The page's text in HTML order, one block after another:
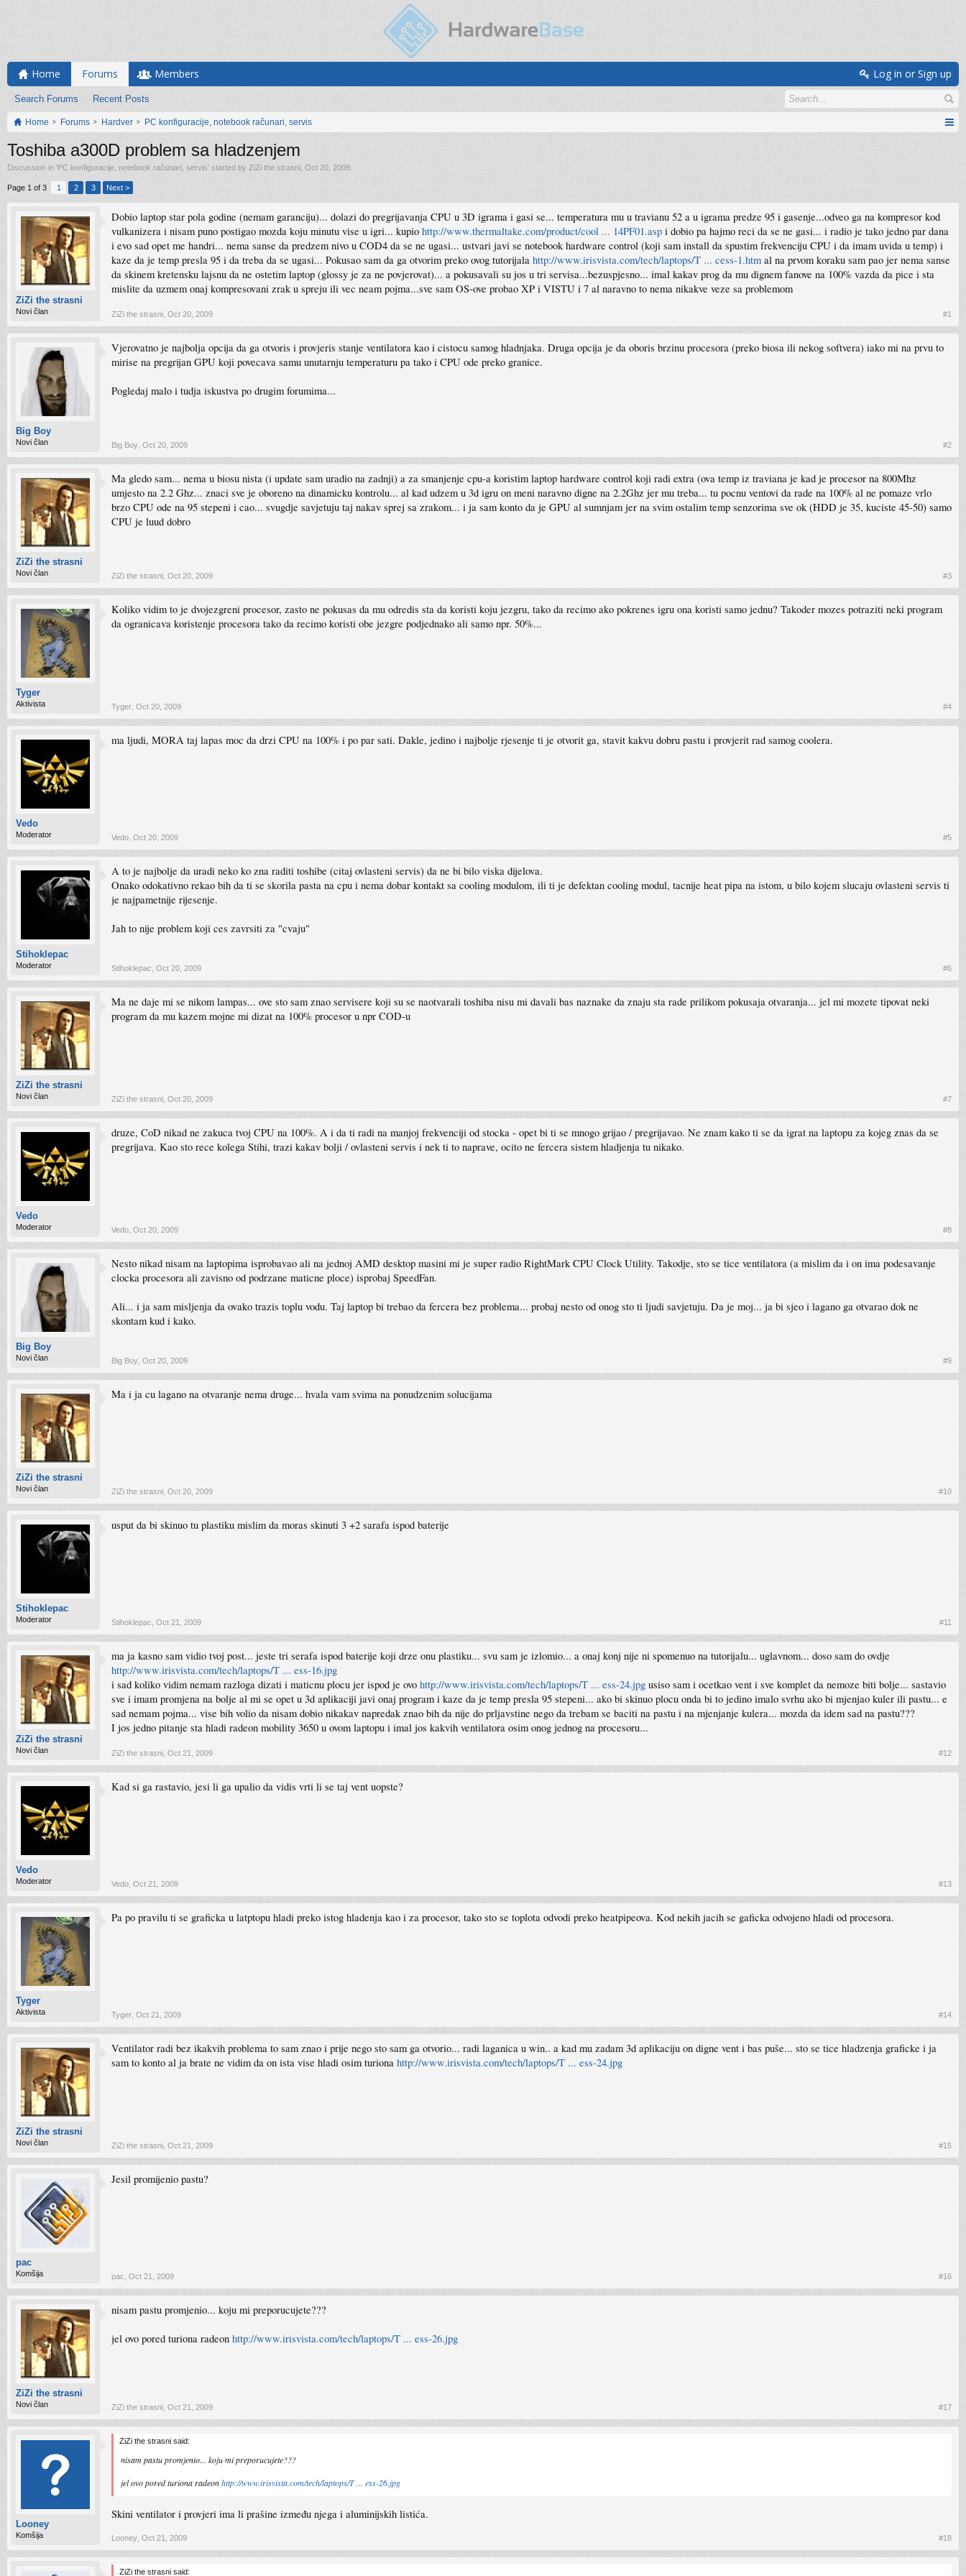
Home Forums
Search Forums Recent Posts
Members Log in or Sign up
Home Forums Hardver PC konfiguracije, notebook računari, servis
Toshiba a300D problem sa hladzenjem
Discussion in 'PC konfiguracije, notebook računari, servis' started by ZiZi the strasni Oct 20, 2009
Page 1 of 3 1 2 3 Next >
ZiZi the strasni
Novi član
Dobio laptop star pola godine (nemam garanciju)... dolazi do pregrijavanja CPU u 3D igrama i gasi se... temperatura mu u travianu 52 a u igrama predze 95 i gasenje...odveo ga na kompresor kod
vulkanizera i nisam puno postigao mozda koju minutu vise u igri... kupio http://www.thermaltake.com/product/cool ... 14PF01.asp i dobio pa hajmo reci da se ne gasi... i radio je tako jedno par dana
i evo sad opet me handri... nema sanse da predzem nivo u COD4 da se ne ugasi... ustvari javi se notebook hardware control (koji sam install da spustim frekvenciju CPU i da imam uvida u temp) i
kaze da je temp presla 95 i da treba da se ugasi... Pokusao sam da ga otvorim preko ovog tutorijala http://www.irisvista.com/tech/laptops/T ... cess-1.htm al na prvom koraku sam pao jer nema sanse
da skinem kretensku lajsnu da ne ostetim laptop (glossy je za ne povjerovat)... a pokusavali su jos u tri servisa...bezuspjesno... imal kakav prog da mu dignem fanove na 100% vazda da pice i sta
mislite da uzmem onaj kompresovani zrak u spreju ili vec neam pojma...sve sam OS-ove probao XP i VISTU i 7 al naravno to nema nikakve veze sa problemom
ZiZi the strasni Oct 20, 2009 #1
Big Boy
Novi član
Vjerovatno je najbolja opcija da ga otvoris i provjeris stanje ventilatora kao i cistocu samog hladnjaka. Druga opcija je da oboris brzinu procesora (preko biosa ili nekog softvera) iako mi na prvu to
mirise na pregrijan GPU koji povecava samu unutarnju temperaturu pa tako i CPU ode preko granice.
Pogledaj malo i tudja iskustva po drugim forumima...
Big Boy Oct 20, 2009 #2
ZiZi the strasni
Novi član
Ma gledo sam... nema u biosu nista (i update sam uradio na zadnji) a za smanjenje cpu-a koristim laptop hardware control koji radi extra (ova temp iz traviana je kad je procesor na 800Mhz
umjesto na 2.2 Ghz... znaci sve je oboreno na dinamicku kontrolu... al kad udzem u 3d igru on meni naravno digne na 2.2Ghz jer mu treba... tu pocnu ventovi da rade na 100% al ne pomaze vrlo
brzo CPU ode na 95 stepeni i cao... svugdje savjetuju taj nakav sprej sa zrakom... i ja sam konto da je GPU al sumnjam jer na svim ostalim temp senzorima sve ok (HDD je 35, kuciste 45-50) samo
CPU je luud dobro
ZiZi the strasni Oct 20, 2009 #3
Tyger
Aktivista
Koliko vidim to je dvojezgreni procesor, zasto ne pokusas da mu odredis sta da koristi koju jezgru, tako da recimo ako pokrenes igru ona koristi samo jednu? Takoder mozes potraziti neki program
da ogranicava koristenje procesora tako da recimo koristi obe jezgre podjednako ali samo npr. 50%...
Tyger Oct 20, 2009 #4
Vedo
Moderator
ma ljudi, MORA taj lapas moc da drzi CPU na 100% i po par sati. Dakle, jedino i najbolje rjesenje ti je otvorit ga, stavit kakvu dobru pastu i provjerit rad samog coolera.
Vedo Oct 20, 2009 #5
Stihoklepac
Moderator
A to je najbolje da uradi neko ko zna raditi toshibe (citaj ovlasteni servis) da ne bi bilo viska dijelova.
Onako odokativno rekao bih da ti se skorila pasta na cpu i nema dobar kontakt sa cooling modulom, ili ti je defektan cooling modul, tacnije heat pipa na istom, u bilo kojem slucaju ovlasteni servis ti
je najpametnije rijesenje.
Jah to nije problem koji ces zavrsiti za "cvaju"
Stihoklepac Oct 20, 2009 #6
ZiZi the strasni
Novi član
Ma ne daje mi se nikom lampas... ove sto sam znao servisere koji su se naotvarali toshiba nisu mi davali bas naznake da znaju sta rade prilikom pokusaja otvaranja... jel mi mozete tipovat neki
program da mu kazem mojne mi dizat na 100% procesor u npr COD-u
ZiZi the strasni Oct 20, 2009 #7
Vedo
Moderator
druze, CoD nikad ne zakuca tvoj CPU na 100%. A i da ti radi na manjoj frekvenciji od stocka - opet bi ti se mnogo grijao / pregrijavao. Ne znam kako ti se da igrat na laptopu za kojeg znas da se
pregrijava. Kao sto rece kolega Stihi, trazi kakav bolji / ovlasteni servis i nek ti to naprave, ocito ne fercera sistem hladjenja tu nikako.
Vedo Oct 20, 2009 #8
Big Boy
Novi član
Nesto nikad nisam na laptopima isprobavao ali na jednoj AMD desktop masini mi je super radio RightMark CPU Clock Utility. Takodje, sto se tice ventilatora (a mislim da i on ima podesavanje
clocka procesora ali zavisno od podrzane maticne ploce) isprobaj SpeedFan.
Ali... i ja sam misljenja da ovako trazis toplu vodu. Taj laptop bi trebao da fercera bez problema... probaj nesto od onog sto ti ljudi savjetuju. Da je moj... ja bi sjeo i lagano ga otvarao dok ne
skontam kud i kako.
Big Boy Oct 20, 2009 #9
ZiZi the strasni
Novi član
Ma i ja cu lagano na otvaranje nema druge... hvala vam svima na ponudzenim solucijama
ZiZi the strasni Oct 20, 2009 #10
Stihoklepac
Moderator
usput da bi skinuo tu plastiku mislim da moras skinuti 3 +2 sarafa ispod baterije
Stihoklepac Oct 21, 2009 #11
ZiZi the strasni
Novi član
ma ja kasno sam vidio tvoj post... jeste tri serafa ispod baterije koji drze onu plastiku... svu sam je izlomio... a onaj konj nije ni spomenuo na tutorijalu... uglavnom... doso sam do ovdje
http://www.irisvista.com/tech/laptops/T ... ess-16.jpg
i sad koliko vidim nemam razloga dizati i maticnu plocu jer ispod je ovo http://www.irisvista.com/tech/laptops/T ... ess-24.jpg usiso sam i ocetkao vent i sve komplet da nemoze biti bolje... sastavio
sve i imam promjena na bolje al mi se opet u 3d aplikaciji javi onaj program i kaze da je temp presla 95 stepeni... ako bi skinuo plocu onda bi to jedino imalo svrhu ako bi mjenjao kuler ili pastu... e
sad nemam pojma... vise bih volio da nisam dobio nikakav napredak znao bih da nije do prljavstine nego da trebam se baciti na pastu i na mjenjanje kulera... mozda da idem sad na pastu???
I jos jedno pitanje sta hladi radeon mobility 3650 u ovom laptopu i imal jos kakvih ventilatora osim onog jednog na procesoru...
ZiZi the strasni Oct 21, 2009 #12
Vedo
Moderator
Kad si ga rastavio, jesi li ga upalio da vidis vrti li se taj vent uopste?
Vedo Oct 21, 2009 #13
Tyger
Aktivista
Pa po pravilu ti se graficka u latptopu hladi preko istog hladenja kao i za procesor, tako sto se toplota odvodi preko heatpipeova. Kod nekih jacih se gaficka odvojeno hladi od procesora.
Tyger Oct 21, 2009 #14
ZiZi the strasni
Novi član
Ventilator radi bez ikakvih problema to sam znao i prije nego sto sam ga otvorio... radi laganica u win.. a kad mu zadam 3d aplikaciju on digne vent i bas puše... sto se tice hladzenja graficke i ja
sam to konto al ja brate ne vidim da on ista vise hladi osim turiona http://www.irisvista.com/tech/laptops/T ... ess-24.jpg
ZiZi the strasni Oct 21, 2009 #15
pac
Komšija
Jesil promijenio pastu?
pac Oct 21, 2009 #16
ZiZi the strasni
Novi član
nisam pastu promjenio... koju mi preporucujete???
jel ovo pored turiona radeon http://www.irisvista.com/tech/laptops/T ... ess-26.jpg
ZiZi the strasni Oct 21, 2009 #17
Looney
Komšija
ZiZi the strasni said:
nisam pastu promjenio... koju mi preporucujete???
jel ovo pored turiona radeonhttp://www.irisvista.com/tech/laptops/T ... ess-26.jpg
Skini ventilator i provjeri ima li prašine između njega i aluminijskih listića.
Looney Oct 21, 2009 #18
ZiZi the strasni said: